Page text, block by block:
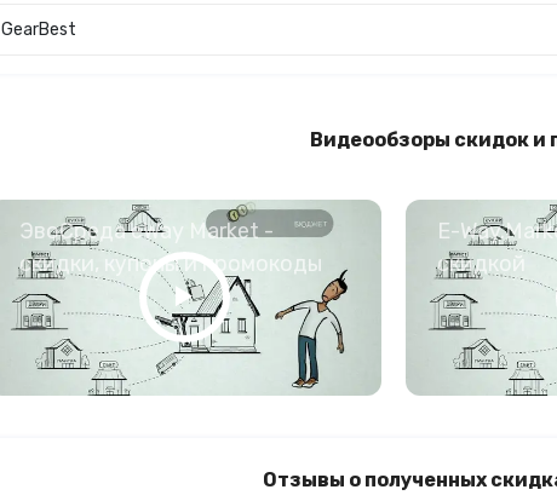
GearBest
Видеообзоры скидок и
ЭвоСреда eWay Market -
скидки, купоны и промокоды
E-
скидкой
Отзывы о полученных